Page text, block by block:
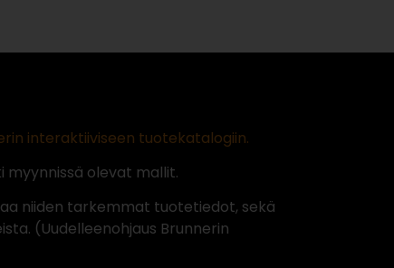
interaktiiviseen tuotekatalogiin.
myynnissä olevat mallit.
niiden tarkemmat tuotetiedot, sekä
(Uudelleenohjaus Brunnerin